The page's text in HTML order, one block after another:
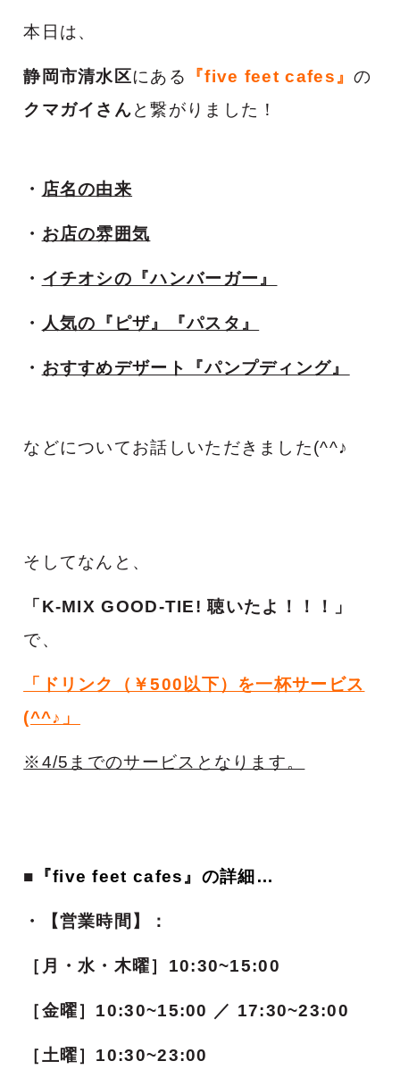
本日は、
静岡市清水区にある 『five feet cafes』の
クマガイさんと繋がりました！
・ 店名の由来
・ お店の雰囲気
・ イチオシの『ハンバーガー』
・ 人気の『ピザ』『パスタ』
・ おすすめデザート『パンプディング』
などについてお話しいただきました(^^♪
そしてなんと、
「K-MIX GOOD-TIE! 聴いたよ！！！」
で、
「ドリンク（￥500以下）を一杯サービス
(^^♪ 」
※4/5までのサービスとなります。
■ 『five feet cafes』の詳細…
・【営業時間】：
［月・水・木曜］10:30~15:00
［金曜］10:30~15:00 ／ 17:30~23:00
［土曜］10:30~23:00